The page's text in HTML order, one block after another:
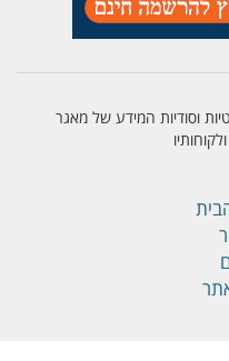
וסודיות המידע של מאגר